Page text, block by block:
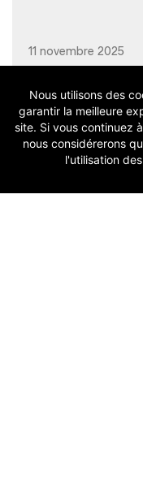
[Invitation]
facture
11 novembre 2025
Nous utilisons des
garantir la meilleure
site. Si vous continuez
nous considérerons
l'utilisation